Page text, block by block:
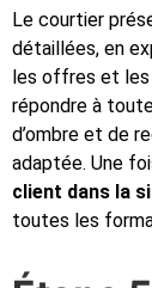
Le courtier
détaillées, en
les offres et les
répondre à
d’ombre et de
adaptée. Une
client dans la
toutes les